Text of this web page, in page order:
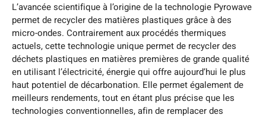
L’avancée scientifique à l’origine de la technologie Pyrowave
permet de recycler des matières plastiques grâce à des
micro-ondes. Contrairement aux procédés thermiques
actuels, cette technologie unique permet de recycler des
déchets plastiques en matières premières de grande qualité
en utilisant l’électricité, énergie qui offre aujourd’hui le plus
haut potentiel de décarbonation. Elle permet également de
meilleurs rendements, tout en étant plus précise que les
technologies conventionnelles, afin de remplacer des